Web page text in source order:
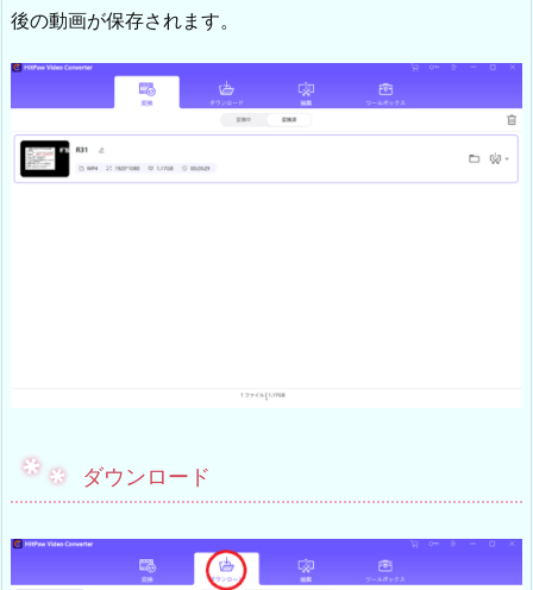
後の動画が保存されます。
ダウンロード